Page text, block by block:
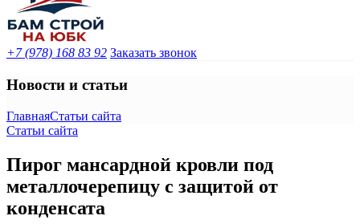
+7 (978) 168 83 92 Заказать звонок
Новости и статьи
ГлавнаяСтатьи сайта
Статьи сайта
Пирог мансардной кровли под
металлочерепицу с защитой от
конденсата